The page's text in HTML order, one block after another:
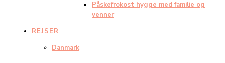
Påskefrokost hygge med familie og
venner
REJSER
Danmark